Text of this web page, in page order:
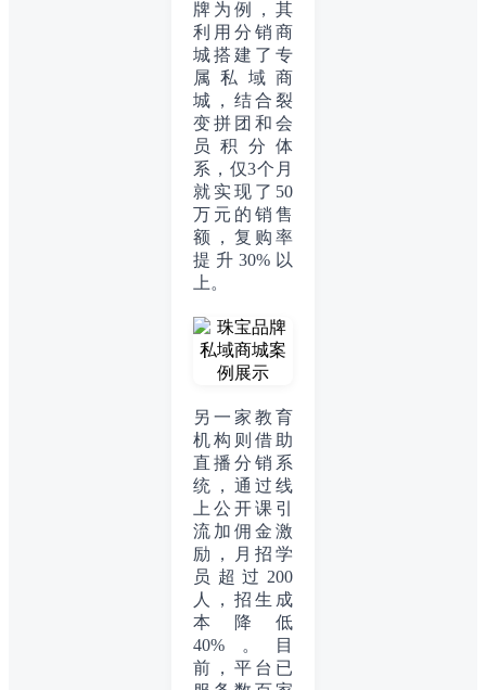
牌为例，其
利用分销商
城搭建了专
属私域商
城，结合裂
变拼团和会
员积分体
系，仅3个月
就实现了50
万元的销售
额，复购率
提升30%以
上。
另一家教育
机构则借助
直播分销系
统，通过线
上公开课引
流加佣金激
励，月招学
员超过200
人，招生成
本降低
40%。目
前，平台已